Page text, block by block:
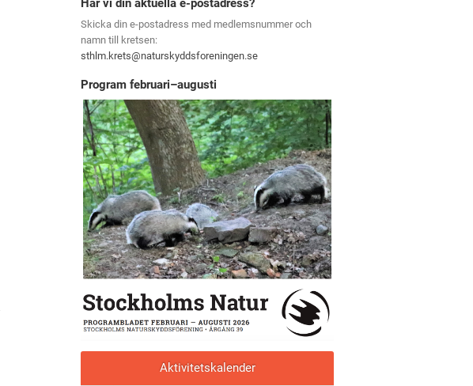
Skicka din e-postadress med medlemsnummer och
namn till kretsen:
sthlm.krets@naturskyddsforeningen.se
Program februari–augusti
Aktivitetskalender